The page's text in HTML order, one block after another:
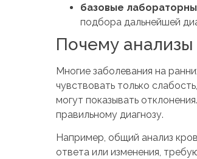
базовые
подбора дальнейшей
Почему
Многие заболевания на
чувствовать только
могут показывать
правильному диагнозу.
Например, общий анализ
ответа или изменения,